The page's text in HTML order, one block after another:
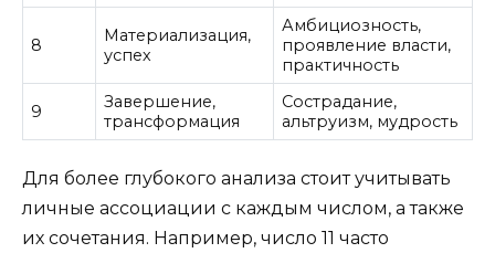
8
Материализация,
успех
Амбициозность,
проявление власти,
практичность
9
Завершение,
трансформация
Сострадание,
альтруизм, мудрость
Для более глубокого анализа стоит учитывать
личные ассоциации с каждым числом, а также
их сочетания. Например, число 11 часто